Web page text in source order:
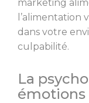
marketing
l’alimentation
dans votre
culpabilité.
La
émotions